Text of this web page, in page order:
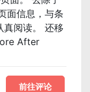
面信息，与条
真阅读。 还移
After
前往评论